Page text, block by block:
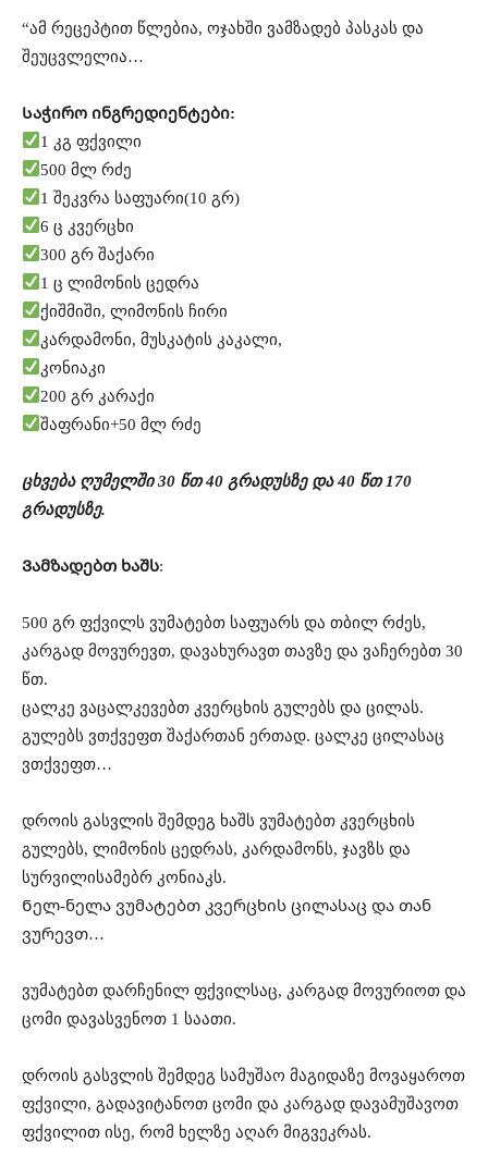
“ამ რეცეპტით წლებია, ოჯახში ვამზადებ პასკას და
შეუცვლელია…
Საჭირო ინგრედიენტები:
1 კგ ფქვილი
500 მლ რძე
1 შეკვრა საფუარი(10 გრ)
6 ც კვერცხი
300 გრ შაქარი
1 ც ლიმონის ცედრა
ქიშმიში, ლიმონის ჩირი
კარდამონი, მუსკატის კაკალი,
კონიაკი
200 გრ კარაქი
შაფრანი+50 მლ რძე
ცხვება ღუმელში 30 წთ 40 გრადუსზე და 40 წთ 170
გრადუსზე.
Ვამზადებთ ხაშს:
500 გრ ფქვილს ვუმატებთ საფუარს და თბილ რძეს,
კარგად მოვურევთ, დავახურავთ თავზე და ვაჩერებთ 30
წთ.
ცალკე ვაცალკევებთ კვერცხის გულებს და ცილას.
გულებს ვთქვეფთ შაქართან ერთად. ცალკე ცილასაც
ვთქვეფთ…
დროის გასვლის შემდეგ ხაშს ვუმატებთ კვერცხის
გულებს, ლიმონის ცედრას, კარდამონს, ჯავზს და
სურვილისამებრ კონიაკს.
Ნელ-ნელა ვუმატებთ კვერცხის ცილასაც და თან
ვურევთ…
ვუმატებთ დარჩენილ ფქვილსაც, კარგად მოვურიოთ და
ცომი დავასვენოთ 1 საათი.
დროის გასვლის შემდეგ სამუშაო მაგიდაზე მოვაყაროთ
ფქვილი, გადავიტანოთ ცომი და კარგად დავამუშავოთ
ფქვილით ისე, რომ ხელზე აღარ მიგვეკრას.